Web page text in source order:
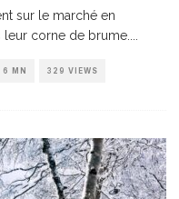
sur le marché en
corne de brume.
6 MN 329 VIEWS